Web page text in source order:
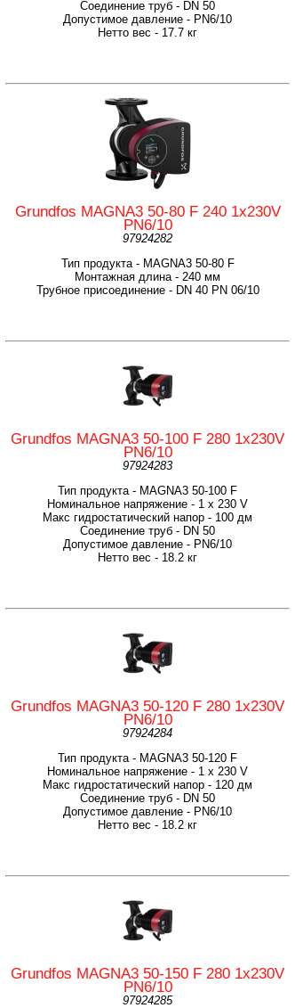
Соединение труб - DN 50
Допустимое давление - PN6/10
Нетто вес - 17.7 кг
Grundfos MAGNA3 50-80 F 240 1x230V
PN6/10
97924282
Тип продукта - MAGNA3 50-80 F
Монтажная длина - 240 мм
Трубное присоединение - DN 40 PN 06/10
Grundfos MAGNA3 50-100 F 280 1x230V
PN6/10
97924283
Тип продукта - MAGNA3 50-100 F
Номинальное напряжение - 1 x 230 V
Макс гидростатический напор - 100 дм
Соединение труб - DN 50
Допустимое давление - PN6/10
Нетто вес - 18.2 кг
Grundfos MAGNA3 50-120 F 280 1x230V
PN6/10
97924284
Тип продукта - MAGNA3 50-120 F
Номинальное напряжение - 1 x 230 V
Макс гидростатический напор - 120 дм
Соединение труб - DN 50
Допустимое давление - PN6/10
Нетто вес - 18.2 кг
Grundfos MAGNA3 50-150 F 280 1x230V
PN6/10
97924285